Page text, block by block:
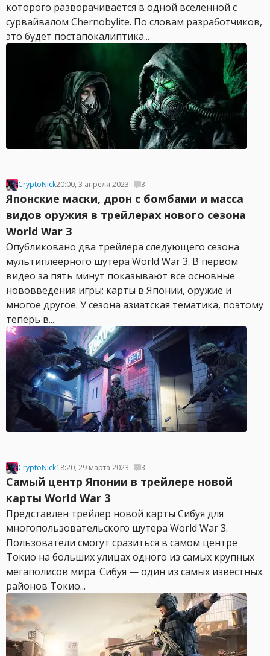
которого разворачивается в одной вселенной с
сурвайвалом Chernobylite. По словам разработчиков,
это будет постапокалиптика...
CryptoNick20:00, 3 апреля 2023 3
Японские маски, дрон с бомбами и масса
видов оружия в трейлерах нового сезона
World War 3
Опубликовано два трейлера следующего сезона
мультиплеерного шутера World War 3. В первом
видео за пять минут показывают все основные
нововведения игры: карты в Японии, оружие и
многое другое. У сезона азиатская тематика, поэтому
теперь в...
CryptoNick18:20, 29 марта 2023 3
Самый центр Японии в трейлере новой
карты World War 3
Представлен трейлер новой карты Сибуя для
многопользовательского шутера World War 3.
Пользователи смогут сразиться в самом центре
Токио на больших улицах одного из самых крупных
мегаполисов мира. Сибуя — один из самых известных
районов Токио...